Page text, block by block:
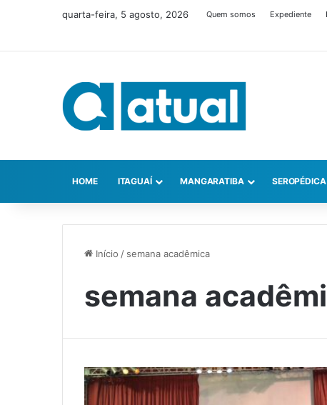
quarta-feira, 5 agosto, 2026 Quem somos Expediente
HOME ITAGUAÍ MANGARATIBA SEROPÉDICA
Início / semana acadêmica
semana